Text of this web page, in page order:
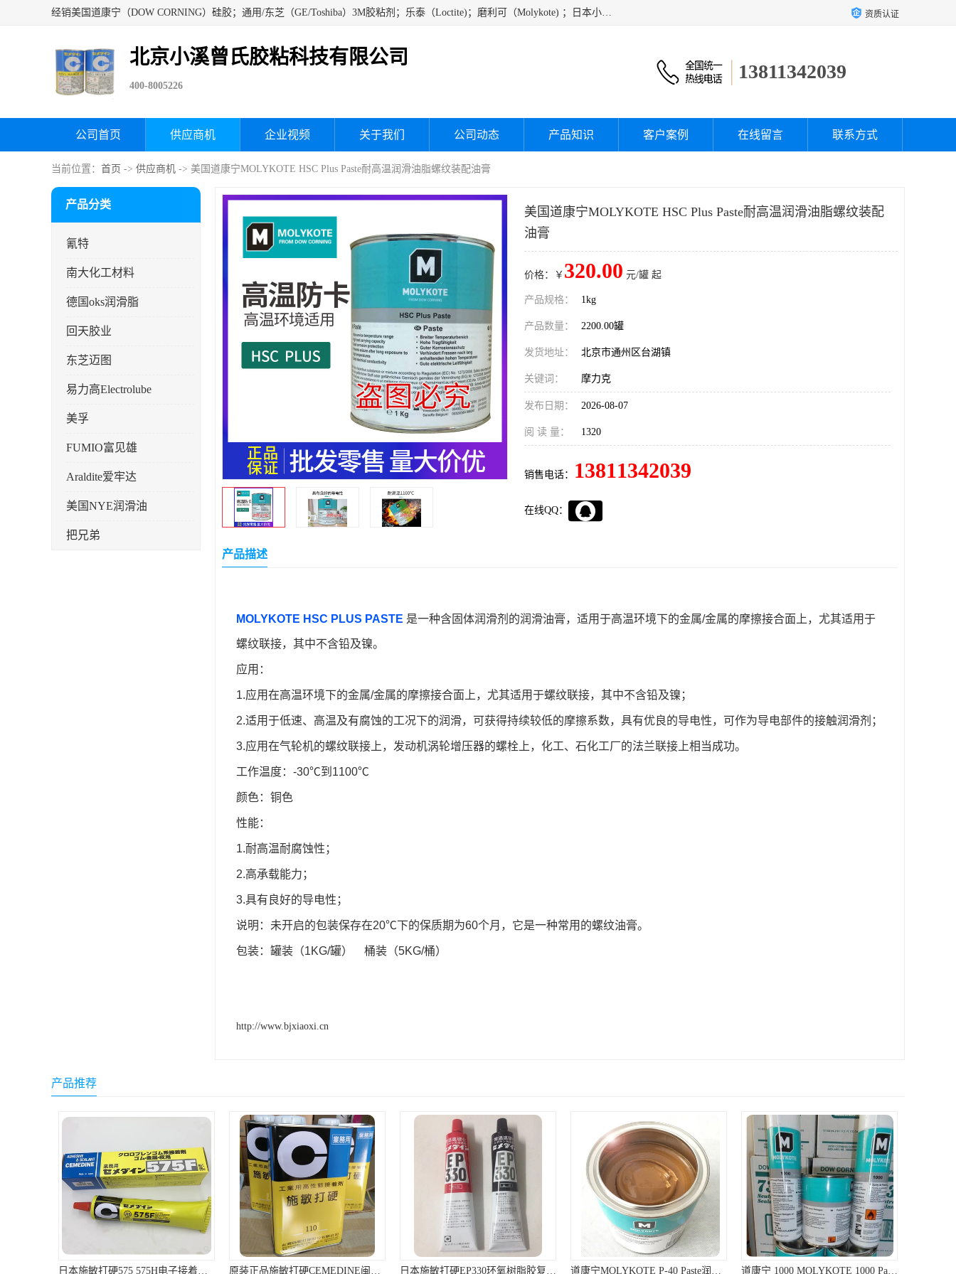
经销美国道康宁（DOW CORNING）硅胶；通用/东芝（GE/Toshiba）3M胶粘剂；乐泰（Loctite)；磨利可（Molykote) ；日本小西（KONISHI）硅胶；施敏打硬,硅胶；信越 产品；关东化成防潮披腹胶 ；三键；索尼；韩国Diabond，等各种电子电机电器进口硅胶产品、硅脂、硅油，经销美国道康宁（DOW CORNING）硅胶等 资质认证
北京小溪曾氏胶粘科技有限公司
400-8005226
13811342039
公司首页 供应商机 企业视频 关于我们 公司动态 产品知识 客户案例 在线留言 联系方式
当前位置： 首页 -> 供应商机 -> 美国道康宁MOLYKOTE HSC Plus Paste耐高温润滑油脂螺纹装配油膏
产品分类
氰特
南大化工材料
德国oks润滑脂
回天胶业
东芝迈图
易力高Electrolube
美孚
FUMIO富见雄
Araldite爱牢达
美国NYE润滑油
把兄弟
日本AUTO化工
野川化学
3M胶带
美国氰特CTTEC
乐泰 Loctite
美国道康宁MOLYKOTE HSC Plus Paste耐高温润滑油脂螺纹装配
油膏
价格：￥ 320.00 元/罐 起
产品规格： 1kg
产品数量： 2200.00罐
发货地址： 北京市通州区台湖镇
关键词： 摩力克
发布日期： 2026-08-07
阅 读 量： 1320
销售电话： 13811342039
在线QQ：
产品描述
MOLYKOTE HSC PLUS PASTE 是一种含固体润滑剂的润滑油膏，适用于高温环境下的金属/金属的摩擦接合面上，尤其适用于
螺纹联接，其中不含铅及镍。
应用：
1.应用在高温环境下的金属/金属的摩擦接合面上，尤其适用于螺纹联接，其中不含铅及镍；
2.适用于低速、高温及有腐蚀的工况下的润滑，可获得持续较低的摩擦系数，具有优良的导电性，可作为导电部件的接触润滑剂；
3.应用在气轮机的螺纹联接上，发动机涡轮增压器的螺栓上，化工、石化工厂的法兰联接上相当成功。
工作温度：-30℃到1100℃
颜色：铜色
性能：
1.耐高温耐腐蚀性；
2.高承载能力；
3.具有良好的导电性；
说明：未开启的包装保存在20℃下的保质期为60个月，它是一种常用的螺纹油膏。
包装：罐装（1KG/罐） 桶装（5KG/桶）
http://www.bjxiaoxi.cn
产品推荐
日本施敏打硬575 575H电子接着剂施敏打硬环保型喇叭胶575F 黄胶 原装正品施敏打硬CEMEDINE闽台产110汽车刹车片黄胶/专用胶1KG/罐 日本施敏打硬EP330环氧树脂胶复合材料黏胶玻璃钢粘结320ML/组 道康宁MOLYKOTE P-40 Paste润滑脂棕色不含金属滑动轴承润滑油膏 道康宁 1000 MOLYKOTE 1000 Paste 螺纹防卡剂 道康宁防卡剂